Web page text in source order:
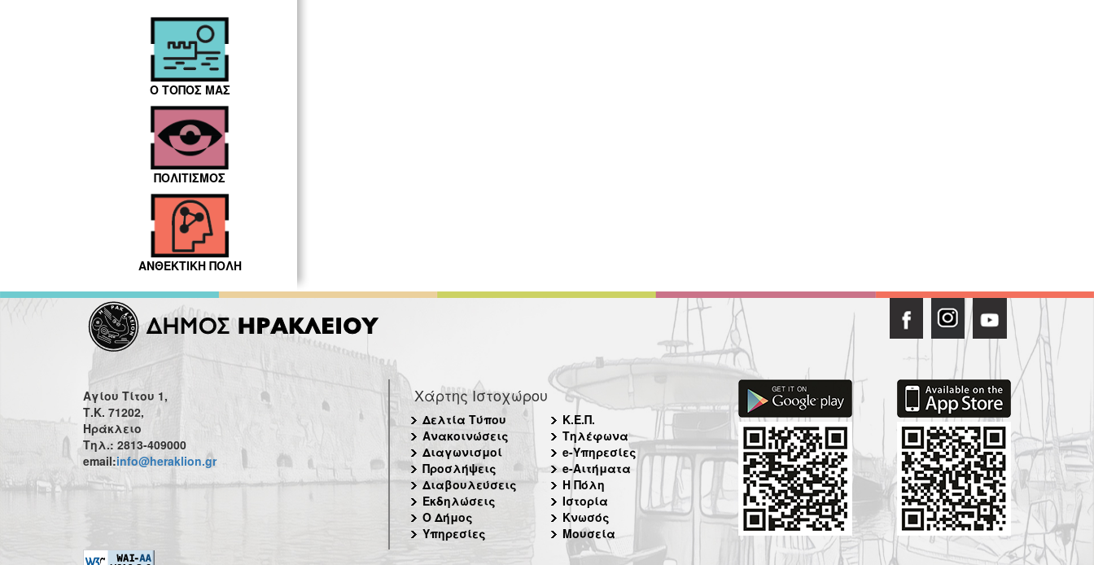
Ο ΤΟΠΟΣ ΜΑΣ
ΠΟΛΙΤΙΣΜΟΣ
ΑΝΘΕΚΤΙΚΗ ΠΟΛΗ
Αγίου Τίτου 1,
Τ.Κ. 71202,
Ηράκλειο
Τηλ.: 2813-409000
email:info@heraklion.gr
Χάρτης Ιστοχώρου
Δελτία Τύπου
Ανακοινώσεις
Διαγωνισμοί
Προσλήψεις
Διαβουλεύσεις
Εκδηλώσεις
Ο Δήμος
Υπηρεσίες
Κ.Ε.Π.
Τηλέφωνα
e-Υπηρεσίες
e-Αιτήματα
Η Πόλη
Ιστορία
Κνωσός
Μουσεία